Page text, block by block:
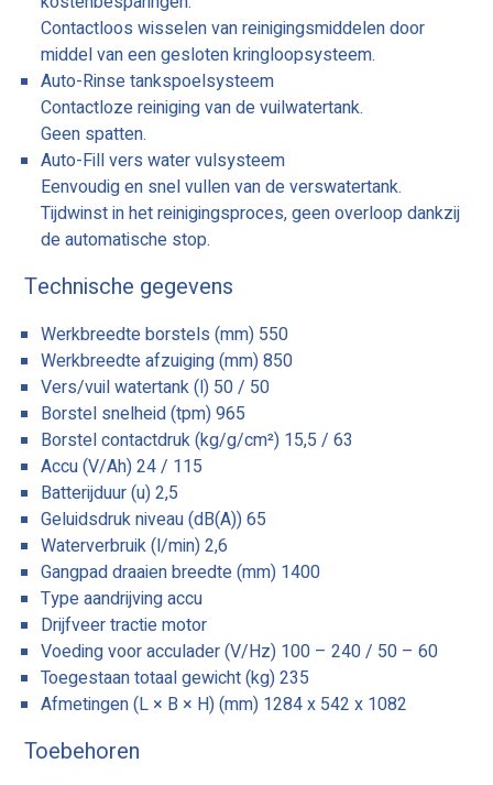
Contactloos wisselen van reinigingsmiddelen door
middel van een gesloten kringloopsysteem.
Auto-Rinse tankspoelsysteem
Contactloze reiniging van de vuilwatertank.
Geen spatten.
Auto-Fill vers water vulsysteem
Eenvoudig en snel vullen van de verswatertank.
Tijdwinst in het reinigingsproces, geen overloop dankzij
de automatische stop.
Technische gegevens
Werkbreedte borstels (mm) 550
Werkbreedte afzuiging (mm) 850
Vers/vuil watertank (l) 50 / 50
Borstel snelheid (tpm) 965
Borstel contactdruk (kg/g/cm²) 15,5 / 63
Accu (V/Ah) 24 / 115
Batterijduur (u) 2,5
Geluidsdruk niveau (dB(A)) 65
Waterverbruik (l/min) 2,6
Gangpad draaien breedte (mm) 1400
Type aandrijving accu
Drijfveer tractie motor
Voeding voor acculader (V/Hz) 100 – 240 / 50 – 60
Toegestaan totaal gewicht (kg) 235
Afmetingen (L × B × H) (mm) 1284 x 542 x 1082
Toebehoren